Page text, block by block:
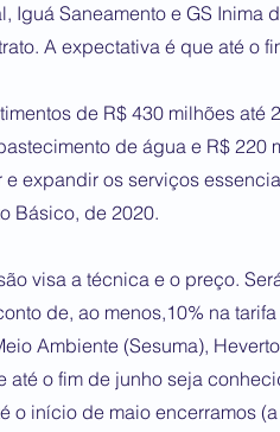
Iguá Saneamento e GS Inima
A expectativa é que até o
de R$ 430 milhões até
de água e R$ 220
expandir os serviços
Básico, de 2020.
visa a técnica e o preço.
de, ao menos,10% na
Ambiente (Sesuma),
até o fim de junho seja
o início de maio encerramos